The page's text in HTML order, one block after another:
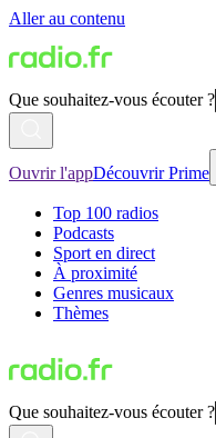
Aller au contenu
Que souhaitez-vous écouter ?
Ouvrir l'appDécouvrir Prime
Top 100 radios
Podcasts
Sport en direct
À proximité
Genres musicaux
Thèmes
Que souhaitez-vous écouter ?